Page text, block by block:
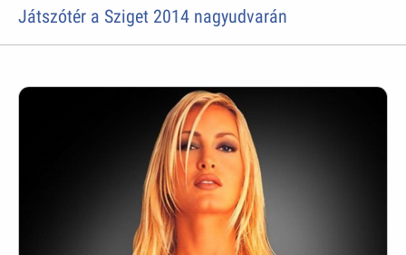
Játszótér a Sziget 2014 nagyudvarán